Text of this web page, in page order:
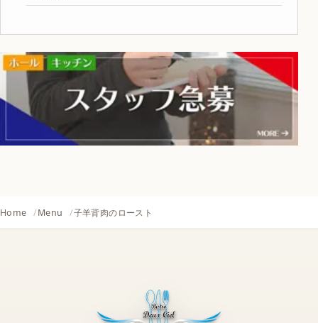
Home Menu 子羊背肉のロースト